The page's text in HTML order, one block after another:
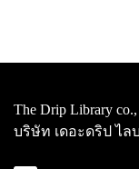
The Drip Library co.,
บริษัท เดอะดริป ไล